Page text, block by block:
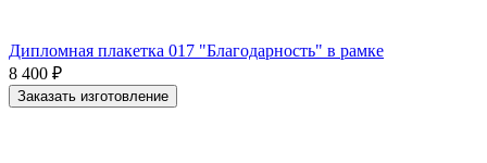
Дипломная плакетка 017 "Благодарность" в рамке
8 400 ₽
Заказать изготовление